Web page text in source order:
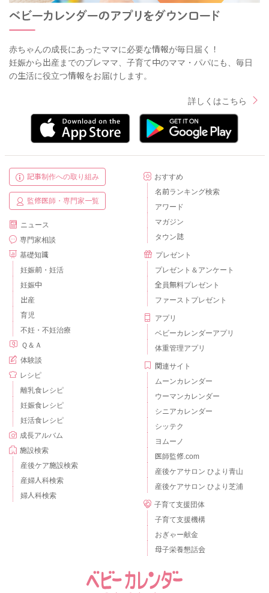
赤ちゃんの成長にあったママに必要な情報が毎日届く！
妊娠から出産までのプレママ、子育て中のママ・パパにも、毎日
の生活に役立つ情報をお届けします。
詳しくはこちら
記事制作への取り組み
監修医師・専門家一覧
ニュース
専門家相談
基礎知識
妊娠前・妊活
妊娠中
出産
育児
不妊・不妊治療
Ｑ＆Ａ
体験談
レシピ
離乳食レシピ
妊娠食レシピ
妊活食レシピ
成長アルバム
施設検索
産後ケア施設検索
産婦人科検索
婦人科検索
おすすめ
名前ランキング検索
アワード
マガジン
タウン誌
プレゼント
プレゼント＆アンケート
全員無料プレゼント
ファーストプレゼント
アプリ
ベビーカレンダーアプリ
体重管理アプリ
関連サイト
ムーンカレンダー
ウーマンカレンダー
シニアカレンダー
シッテク
ヨムーノ
医師監修.com
産後ケアサロン ひより青山
産後ケアサロン ひより芝浦
子育て支援団体
子育て支援機構
おぎゃー献金
母子栄養懇話会